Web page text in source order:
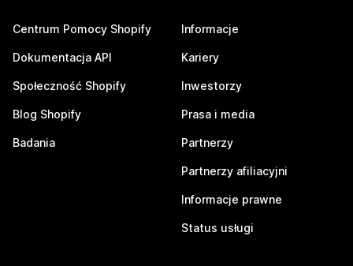
Centrum Pomocy Shopify
Dokumentacja API
Społeczność Shopify
Blog Shopify
Badania
Informacje
Kariery
Inwestorzy
Prasa i media
Partnerzy
Partnerzy afiliacyjni
Informacje prawne
Status usługi